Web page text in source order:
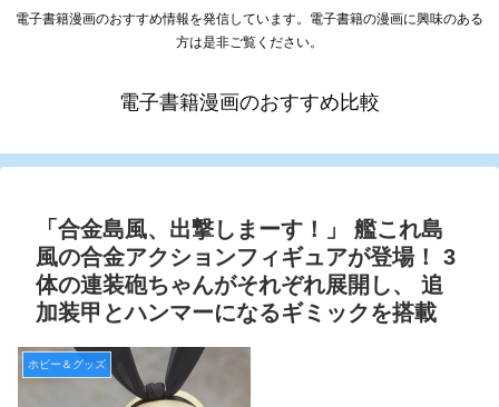
電子書籍漫画のおすすめ情報を発信しています。電子書籍の漫画に興味のある
方は是非ご覧ください。
電子書籍漫画のおすすめ比較
「合金島風、出撃しまーす！」 艦これ島
風の合金アクションフィギュアが登場！ 3
体の連装砲ちゃんがそれぞれ展開し、 追
加装甲とハンマーになるギミックを搭載
ホビー＆グッズ